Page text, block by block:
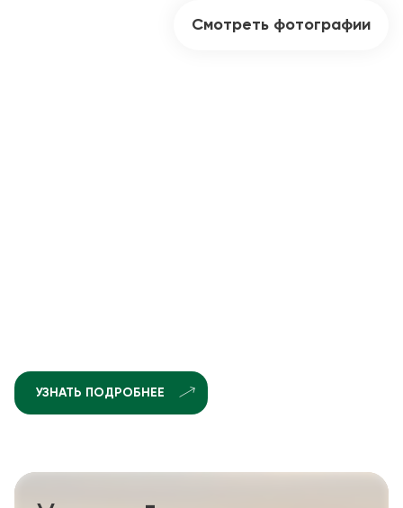
Смотреть фотографии
УЗНАТЬ ПОДРОБНЕЕ